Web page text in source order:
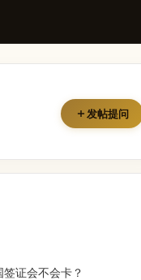
发帖提问
证会不会卡？